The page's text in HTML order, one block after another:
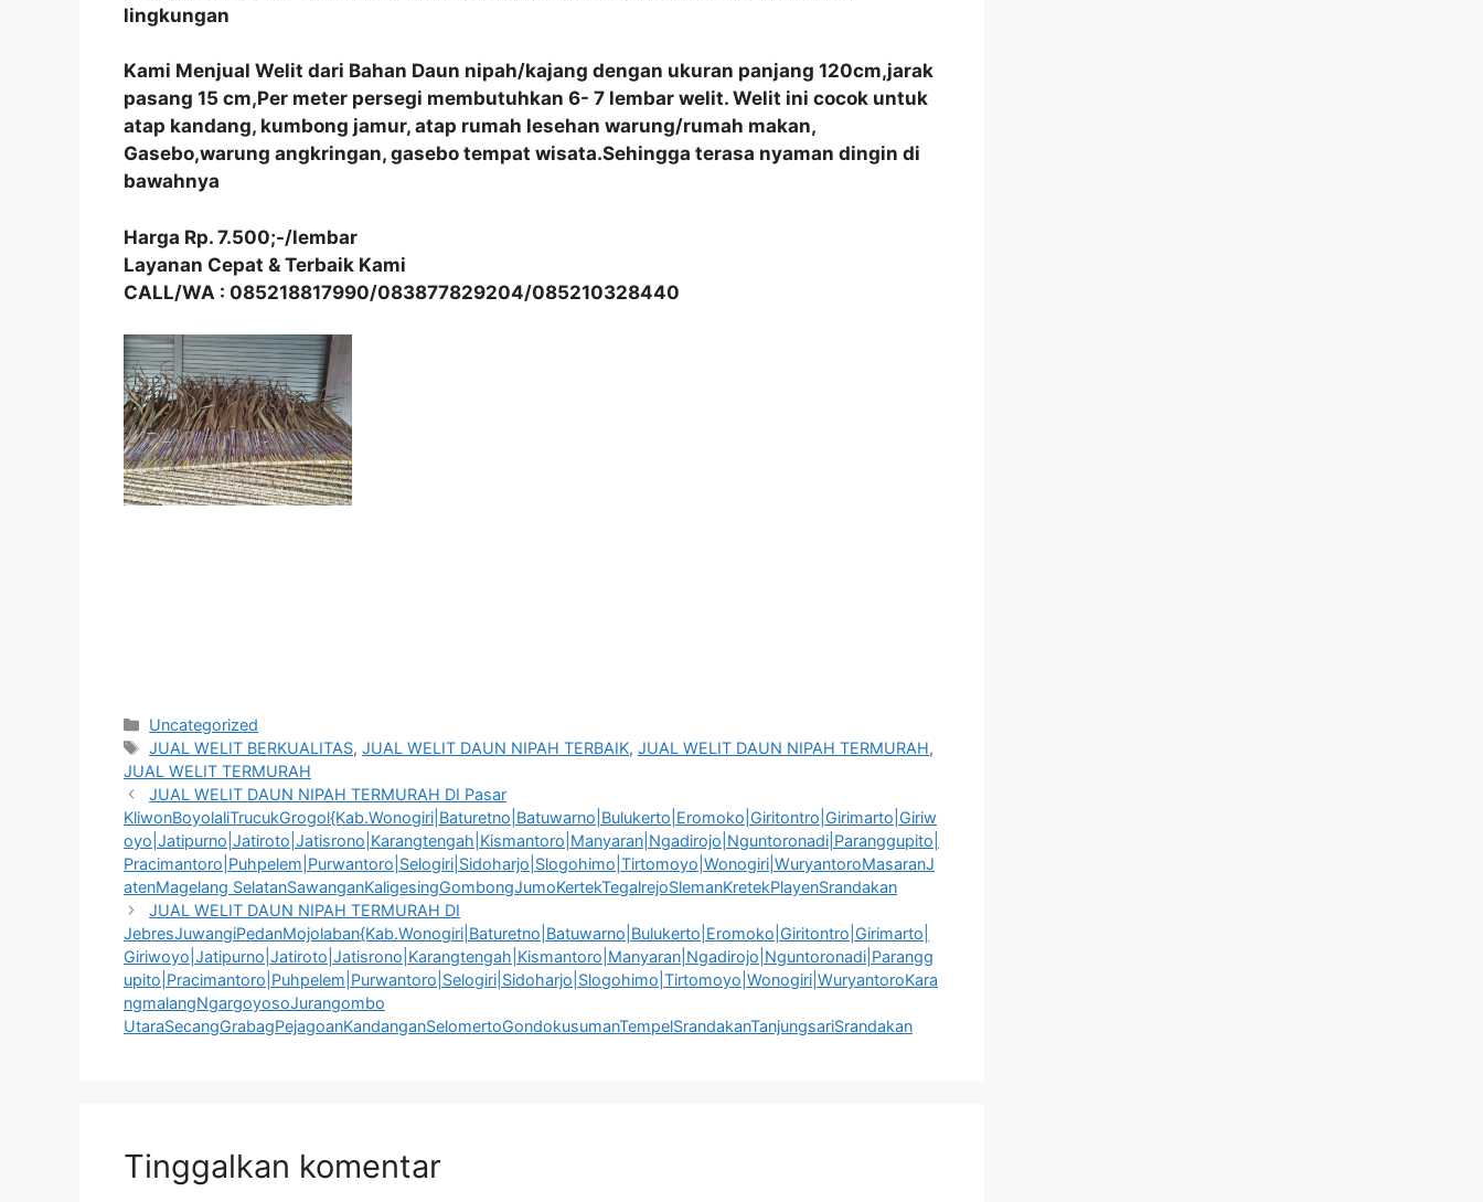
lingkungan
Kami Menjual Welit dari Bahan Daun nipah/kajang dengan ukuran panjang 120cm,jarak
pasang 15 cm,Per meter persegi membutuhkan 6- 7 lembar welit. Welit ini cocok untuk
atap kandang, kumbong jamur, atap rumah lesehan warung/rumah makan,
Gasebo,warung angkringan, gasebo tempat wisata.Sehingga terasa nyaman dingin di
bawahnya
Harga Rp. 7.500;-/lembar
Layanan Cepat & Terbaik Kami
CALL/WA : 085218817990/083877829204/085210328440
Kategori
Uncategorized
Tag
JUAL WELIT BERKUALITAS,JUAL WELIT DAUN NIPAH TERBAIK,JUAL WELIT DAUN NIPAH TERMURAH,
JUAL WELIT TERMURAH
JUAL WELIT DAUN NIPAH TERMURAH DI Pasar
KliwonBoyolaliTrucukGrogol{Kab.Wonogiri|Baturetno|Batuwarno|Bulukerto|Eromoko|Giritontro|Girimarto|Giriw
oyo|Jatipurno|Jatiroto|Jatisrono|Karangtengah|Kismantoro|Manyaran|Ngadirojo|Nguntoronadi|Paranggupito|
Pracimantoro|Puhpelem|Purwantoro|Selogiri|Sidoharjo|Slogohimo|Tirtomoyo|Wonogiri|WuryantoroMasaranJ
atenMagelang SelatanSawanganKaligesingGombongJumoKertekTegalrejoSlemanKretekPlayenSrandakan
JUAL WELIT DAUN NIPAH TERMURAH DI
JebresJuwangiPedanMojolaban{Kab.Wonogiri|Baturetno|Batuwarno|Bulukerto|Eromoko|Giritontro|Girimarto|
Giriwoyo|Jatipurno|Jatiroto|Jatisrono|Karangtengah|Kismantoro|Manyaran|Ngadirojo|Nguntoronadi|Parangg
upito|Pracimantoro|Puhpelem|Purwantoro|Selogiri|Sidoharjo|Slogohimo|Tirtomoyo|Wonogiri|WuryantoroKara
ngmalangNgargoyosoJurangombo
UtaraSecangGrabagPejagoanKandanganSelomertoGondokusumanTempelSrandakanTanjungsariSrandakan
Tinggalkan komentar